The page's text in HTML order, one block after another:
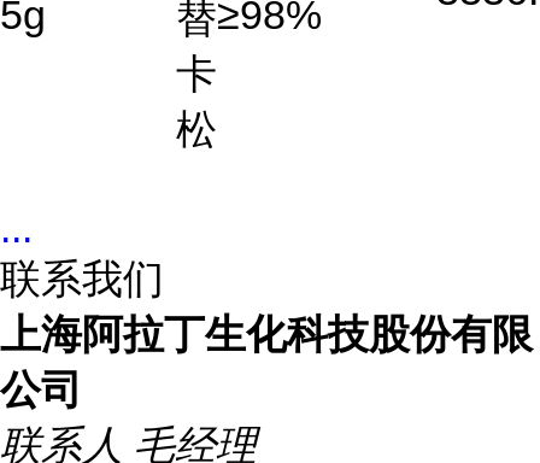
5g
替
卡
松
≥98%
...
联系我们
上海阿拉丁生化科技股份有限
公司
联系人 毛经理